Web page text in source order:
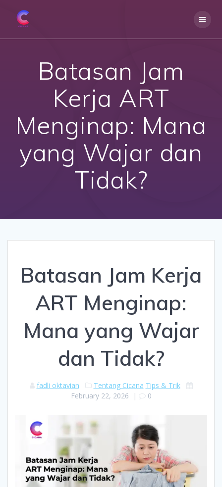
Batasan Jam
Kerja ART
Menginap: Mana
yang Wajar dan
Tidak?
Batasan Jam Kerja
ART Menginap:
Mana yang Wajar
dan Tidak?
fadli oktavian Tentang Cicana Tips & Trik
February 22, 2026 | 0